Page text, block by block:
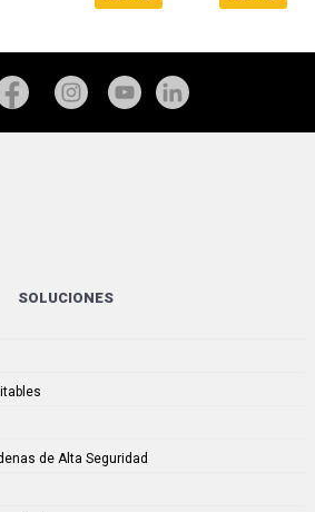
SOLUCIONES
de Alta Seguridad